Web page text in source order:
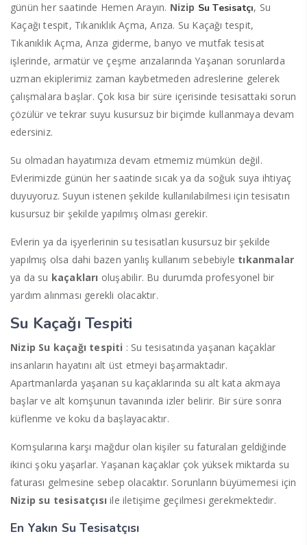
günün her saatinde Hemen Arayın. Nizip Su Tesisatçı, Su
Kaçağı tespit, Tıkanıklık Açma, Arıza. Su Kaçağı tespit,
Tıkanıklık Açma, Arıza giderme, banyo ve mutfak tesisat
işlerinde, armatür ve çeşme arızalarında Yaşanan sorunlarda
uzman ekiplerimiz zaman kaybetmeden adreslerine gelerek
çalışmalara başlar. Çok kısa bir süre içerisinde tesisattaki sorun
çözülür ve tekrar suyu kusursuz bir biçimde kullanmaya devam
edersiniz.
Su olmadan hayatımıza devam etmemiz mümkün değil.
Evlerimizde günün her saatinde sıcak ya da soğuk suya ihtiyaç
duyuyoruz. Suyun istenen şekilde kullanılabilmesi için tesisatın
kusursuz bir şekilde yapılmış olması gerekir.
Evlerin ya da işyerlerinin su tesisatları kusursuz bir şekilde
yapılmış olsa dahi bazen yanlış kullanım sebebiyle tıkanmalar
ya da su kaçakları oluşabilir. Bu durumda profesyonel bir
yardım alınması gerekli olacaktır.
Su Kaçağı Tespiti
Nizip Su kaçağı tespiti : Su tesisatında yaşanan kaçaklar
insanların hayatını alt üst etmeyi başarmaktadır.
Apartmanlarda yaşanan su kaçaklarında su alt kata akmaya
başlar ve alt komşunun tavanında izler belirir. Bir süre sonra
küflenme ve koku da başlayacaktır.
Komşularına karşı mağdur olan kişiler su faturaları geldiğinde
ikinci şoku yaşarlar. Yaşanan kaçaklar çok yüksek miktarda su
faturası gelmesine sebep olacaktır. Sorunların büyümemesi için
Nizip su tesisatçısıile iletişime geçilmesi gerekmektedir.
En Yakın Su Tesisatçısı